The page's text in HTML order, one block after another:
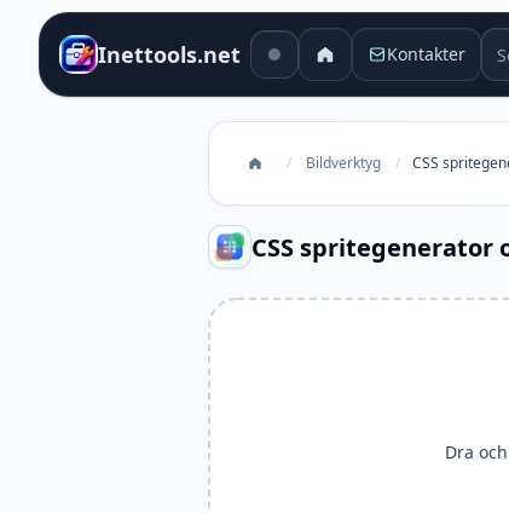
Inettools.net Kontakter
/ Bildverktyg / CSS
CSS spritegenerator
Dra